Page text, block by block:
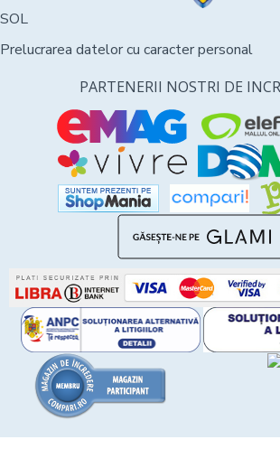
SOL
Prelucrarea datelor cu caracter personal
PARTENERII NOSTRI DE